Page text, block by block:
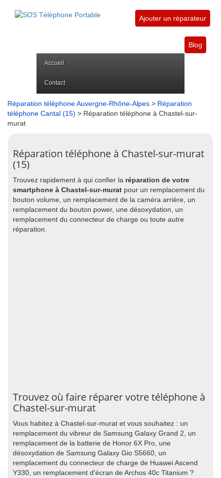
Ajouter un réparateur
Blog
Accueil
Contact
Réparation téléphone Auvergne-Rhône-Alpes > Réparation
téléphone Cantal (15) > Réparation téléphone à Chastel-sur-
murat
Réparation téléphone à Chastel-sur-murat
(15)
Trouvez rapidement à qui confier la réparation de votre
smartphone à Chastel-sur-murat pour un remplacement du
bouton volume, un remplacement de la caméra arrière, un
remplacement du bouton power, une désoxydation, un
remplacement du connecteur de charge ou toute autre
réparation.
Trouvez où faire réparer votre téléphone à
Chastel-sur-murat
Vous habitez à Chastel-sur-murat et vous souhaitez : un
remplacement du vibreur de Samsung Galaxy Grand 2, un
remplacement de la batterie de Honor 6X Pro, une
désoxydation de Samsung Galaxy Gio S5660, un
remplacement du connecteur de charge de Huawei Ascend
Y330, un remplacement d'écran de Archos 40c Titanium ?